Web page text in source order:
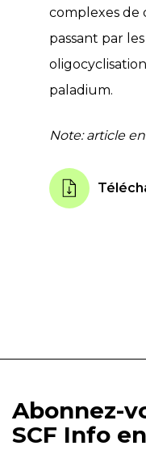
complexes de
passant par
paladium.
Note: article
Abonnez-
SCF Info